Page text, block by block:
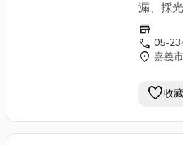
漏、採
理、泥
翻修、
內裝修
山、竹
store
call 05-
location_on 嘉義
favorite收藏